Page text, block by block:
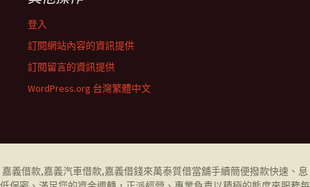
登入
訂閱網站內容的資訊提供
訂閱留言的資訊提供
WordPress.org 台灣繁體中文
嘉義借款,嘉義汽車借款,嘉義借錢來萬泰質借當舖手續簡便撥款快速、息